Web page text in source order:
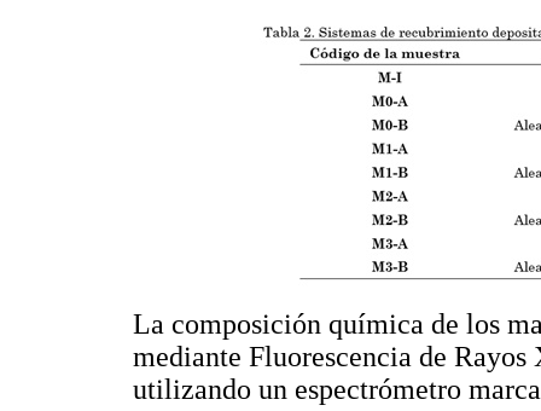
La composición química de los
mediante Fluorescencia de
utilizando un espectrómetro